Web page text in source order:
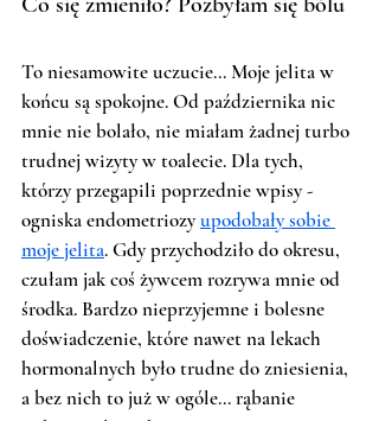
To niesamowite uczucie... Moje jelita w
końcu są spokojne. Od października nic
mnie nie bolało, nie miałam żadnej turbo
trudnej wizyty w toalecie. Dla tych,
którzy przegapili poprzednie wpisy -
ogniska endometriozy upodobały sobie
moje jelita. Gdy przychodziło do okresu,
czułam jak coś żywcem rozrywa mnie od
środka. Bardzo nieprzyjemne i bolesne
doświadczenie, które nawet na lekach
hormonalnych było trudne do zniesienia,
a bez nich to już w ogóle... rąbanie